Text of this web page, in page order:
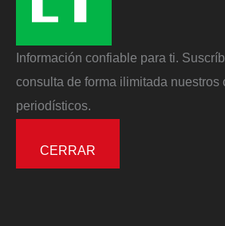
Información confiable para ti.
consulta de forma ilimitada nuestros
periodísticos.
CERRAR